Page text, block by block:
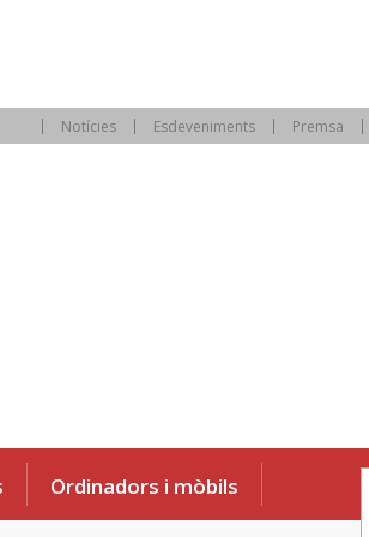
Notícies Esdeveniments Premsa
Ordinadors i mòbils